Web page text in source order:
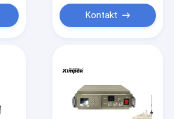
Kontakt